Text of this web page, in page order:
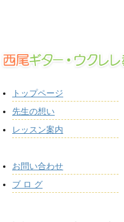
トップページ
先生の想い
レッスン案内
お問い合わせ
ブ ロ グ